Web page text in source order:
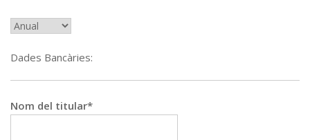
Dades Bancàries:
Nom del titular*